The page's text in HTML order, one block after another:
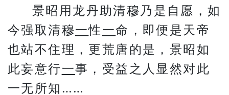
景昭用龙丹助清穆乃是自愿，如
今强取清穆一性一命，即便是天帝
也站不住理，更荒唐的是，景昭如
此妄意行一事，受益之人显然对此
一无所知……